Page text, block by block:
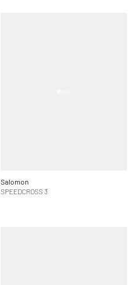
Salomon
SPEEDCROSS 3